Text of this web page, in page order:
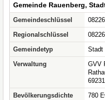
Gemeinde Rauenberg,
Gemeindeschlüssel
Regionalschlüssel
Gemeindetyp
Stadt
Verwaltung
GVV
Bevölkerungsdichte
780